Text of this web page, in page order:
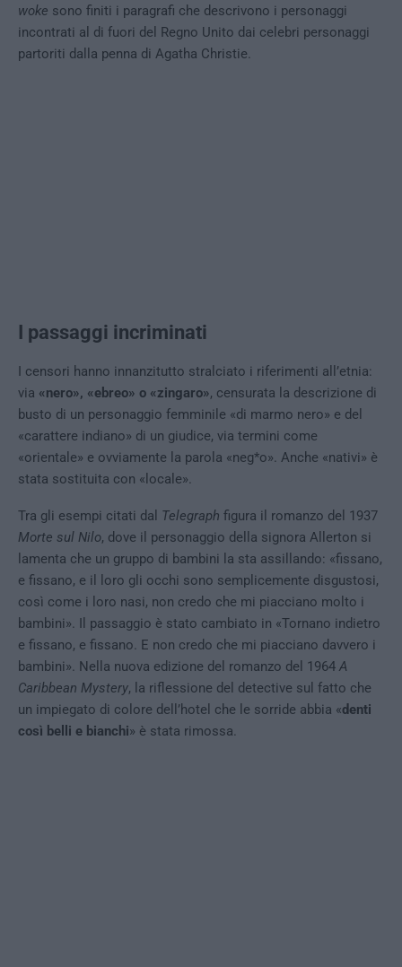
woke sono finiti i paragrafi che descrivono i personaggi
incontrati al di fuori del Regno Unito dai celebri personaggi
partoriti dalla penna di Agatha Christie.
I passaggi incriminati
I censori hanno innanzitutto stralciato i riferimenti all’etnia:
via «nero», «ebreo» o «zingaro», censurata la descrizione di
busto di un personaggio femminile «di marmo nero» e del
«carattere indiano» di un giudice, via termini come
«orientale» e ovviamente la parola «neg*o». Anche «nativi» è
stata sostituita con «locale».
Tra gli esempi citati dal Telegraph figura il romanzo del 1937
Morte sul Nilo, dove il personaggio della signora Allerton si
lamenta che un gruppo di bambini la sta assillando: «fissano,
e fissano, e il loro gli occhi sono semplicemente disgustosi,
così come i loro nasi, non credo che mi piacciano molto i
bambini». Il passaggio è stato cambiato in «Tornano indietro
e fissano, e fissano. E non credo che mi piacciano davvero i
bambini». Nella nuova edizione del romanzo del 1964 A
Caribbean Mystery, la riflessione del detective sul fatto che
un impiegato di colore dell’hotel che le sorride abbia «denti
così belli e bianchi» è stata rimossa.